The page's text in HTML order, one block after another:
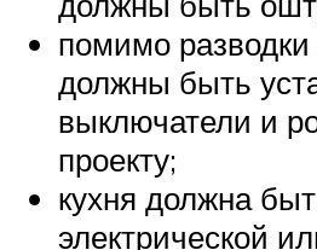
помимо разводки
должны быть
выключатели и
проекту;
кухня должна
электрической